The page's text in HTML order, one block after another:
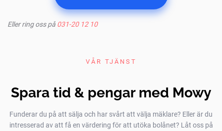
Eller ring oss på 031-20 12 10
VÅR TJÄNST
Spara tid & pengar med Mowy
Funderar du på att sälja och har svårt att välja mäklare? Eller är du
intresserad av att få en värdering för att utöka bolånet? Låt oss på